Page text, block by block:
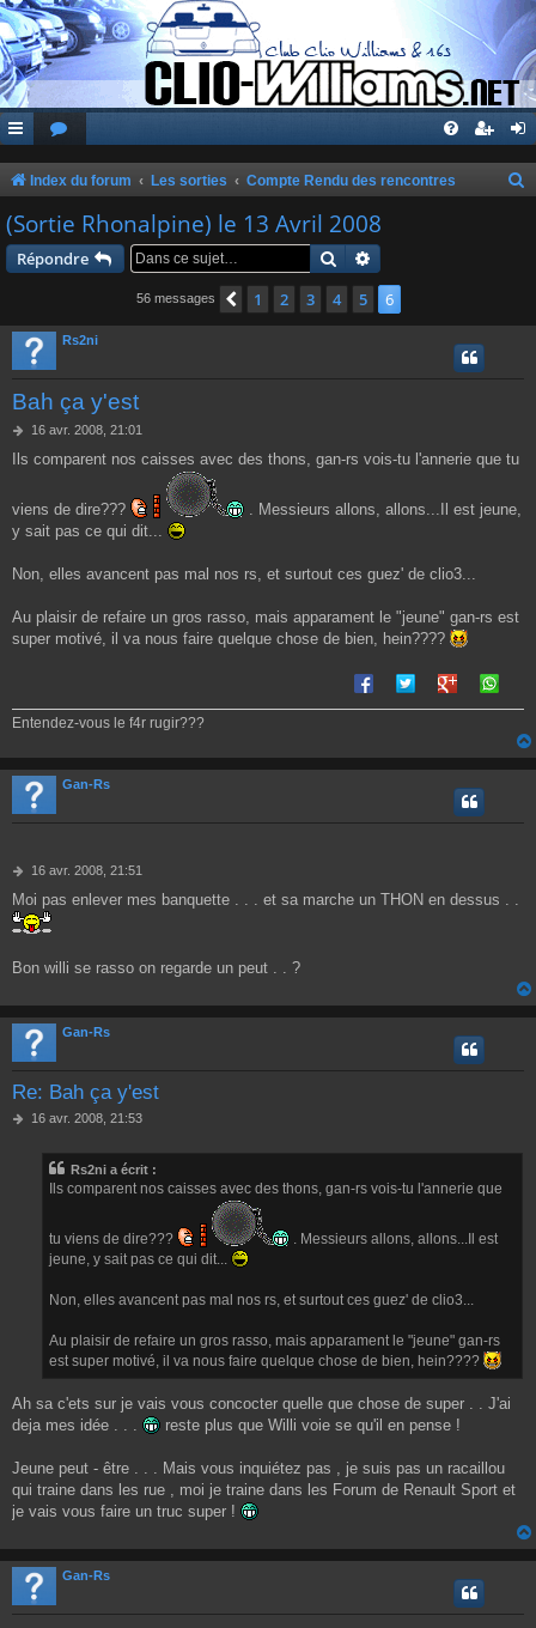
Index du forum Les sorties Compte Rendu des rencontres
(Sortie Rhonalpine) le 13 Avril 2008
Répondre Rechercher
56 messages Précédente
1 2 3 4 5 6
Rs2ni
Bah ça y'est
M
s
g
e
16 avr. 2008, 21:01
Ils comparent nos caisses avec des thons, gan-rs vois-tu l'annerie que tu
viens de dire???
. Messieurs allons, allons...Il est jeune,
y sait pas ce qui dit...
Non, elles avancent pas mal nos rs, et surtout ces guez' de clio3...
Au plaisir de refaire un gros rasso, mais apparament le "jeune" gan-rs est
super motivé, il va nous faire quelque chose de bien, hein????
Entendez-vous le f4r rugir???
Gan-Rs
M
s
s
e
16 avr. 2008, 21:51
Moi pas enlever mes banquette . . . et sa marche un THON en dessus . .
Bon willi se rasso on regarde un peut . . ?
Gan-Rs
Re: Bah ça y'est
M16 avr. 2008, 21:53
Rs2ni a écrit :
Ils comparent nos caisses avec des thons, gan-rs vois-tu l'annerie que
tu viens de dire???
. Messieurs allons, allons...Il est
jeune, y sait pas ce qui dit...
Non, elles avancent pas mal nos rs, et surtout ces guez' de clio3...
Au plaisir de refaire un gros rasso, mais apparament le "jeune" gan-rs
est super motivé, il va nous faire quelque chose de bien, hein????
Ah sa c'ets sur je vais vous concocter quelle que chose de super . . J'ai
deja mes idée . . .
reste plus que Willi voie se qu'il en pense !
Jeune peut - être . . . Mais vous inquiétez pas , je suis pas un racaillou
qui traine dans les rue , moi je traine dans les Forum de Renault Sport et
je vais vous faire un truc super !
Gan-Rs